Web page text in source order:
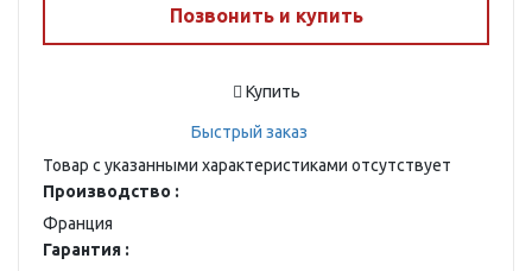
Позвонить и купить
Купить
Быстрый заказ
Товар с указанными характеристиками отсутствует
Производство :
Франция
Гарантия :